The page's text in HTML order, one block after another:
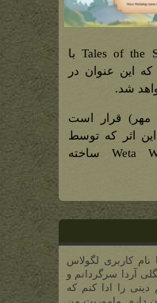
صفحه رسمی بازی Tales of the Shire با
که این عنوان در
در تاریخ ۲۲ سپتامبر (۱ مهر) قرار است
این اثر که توسط
Weta Workshop Game Studio ساخته
سال ۱۳۹۰ با نام کاربری لگولاس
آردا سرگردانم و
را ادا کنم که